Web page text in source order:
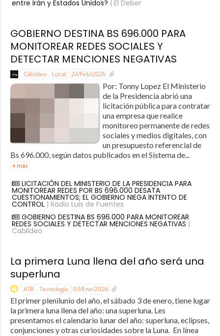
entre Irán y Estados Unidos? | El Deber
GOBIERNO DESTINA BS 696.000 PARA
MONITOREAR REDES SOCIALES Y
DETECTAR MENCIONES NEGATIVAS
Cabildeo Local 24/Feb/2026
Por: Tonny Lopez El Ministerio
de la Presidencia abrió una
licitación pública para contratar
una empresa que realice
monitoreo permanente de redes
sociales y medios digitales, con
un presupuesto referencial de
Bs 696.000, según datos publicados en el Sistema de...
+ más
LICITACIÓN DEL MINISTERIO DE LA PRESIDENCIA PARA
MONITOREAR REDES POR BS 696.000 DESATA
CUESTIONAMIENTOS; EL GOBIERNO NIEGA INTENTO DE
CONTROL| Radio Luis de Fuentes
GOBIERNO DESTINA BS 696.000 PARA MONITOREAR
REDES SOCIALES Y DETECTAR MENCIONES NEGATIVAS |
Cabildeo
La primera Luna llena del año será una
superluna
ATB Tecnología 03/Ene/2026
El primer plenilunio del año, el sábado 3 de enero, tiene lugar
la primera luna llena del año: una superluna. Les
presentamos el calendario lunar del año: superluna, eclipses,
conjunciones y otras curiosidades sobre la Luna. En línea